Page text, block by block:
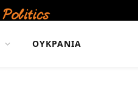
ΟΥΚΡΑΝΊΑ